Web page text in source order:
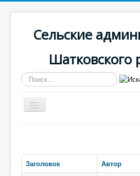
Сельские
Шатковского
Искать...
Включить/
выключить
Заголовок Автор